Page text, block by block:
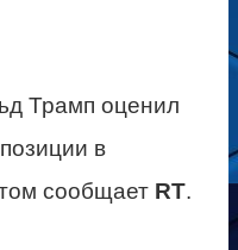
Трамп оценил
в
сообщает RT.